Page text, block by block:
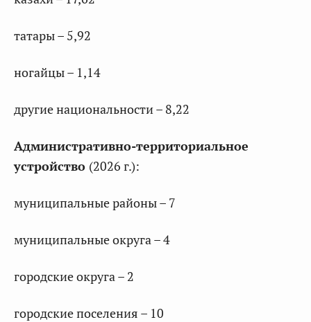
татары – 5,92
ногайцы – 1,14
другие национальности – 8,22
Административно-территориальное
устройство (2026 г.):
муниципальные районы – 7
муниципальные округа – 4
городские округа – 2
городские поселения – 10